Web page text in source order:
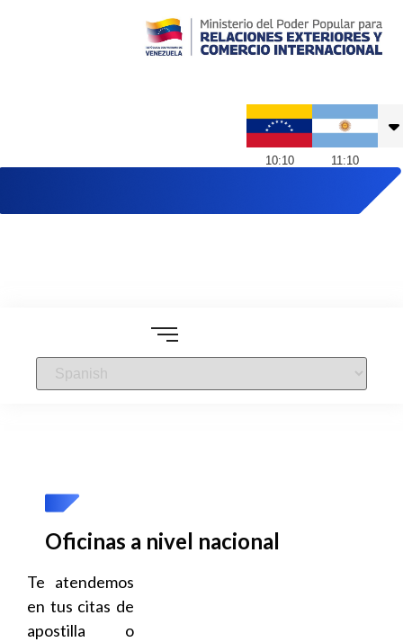
10:10 11 :10
Oficinas a nivel nacional
Te atendemos
en tus citas de
apostilla o